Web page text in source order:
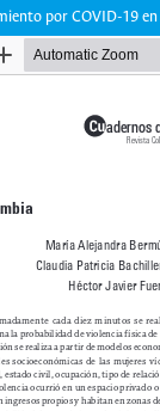
por COVID-19